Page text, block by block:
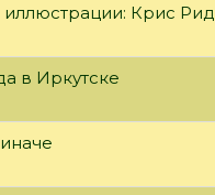
Крис
в Иркутске